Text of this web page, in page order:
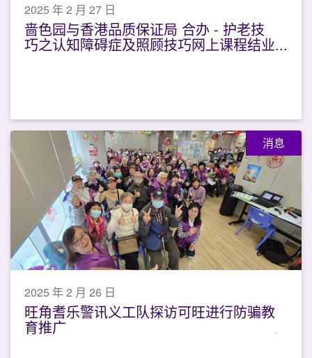
2025 年 2 月 27 日
啬色园与香港品质保证局 合办 - 护老技
巧之认知障碍症及照顾技巧网上课程结业
消息
2025 年 2 月 26 日
旺角耆乐警讯义工队探访可旺进行防骗教
育推广